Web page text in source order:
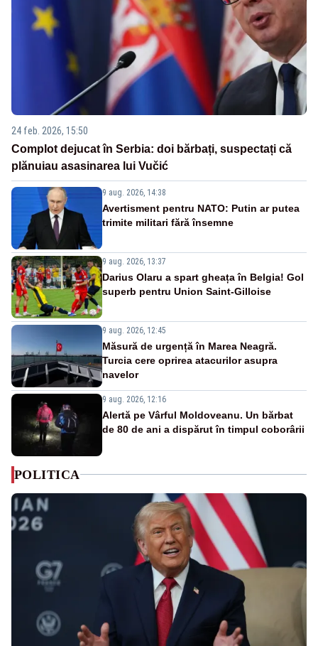
24 feb. 2026, 15:50
Complot dejucat în Serbia: doi bărbați, suspectați că
plănuiau asasinarea lui Vučić
9 aug. 2026, 14:38
Avertisment pentru NATO: Putin ar putea
trimite militari fără însemne
9 aug. 2026, 13:37
Darius Olaru a spart gheața în Belgia! Gol
superb pentru Union Saint-Gilloise
9 aug. 2026, 12:45
Măsură de urgență în Marea Neagră.
Turcia cere oprirea atacurilor asupra
navelor
9 aug. 2026, 12:16
Alertă pe Vârful Moldoveanu. Un bărbat
de 80 de ani a dispărut în timpul coborârii
POLITICA